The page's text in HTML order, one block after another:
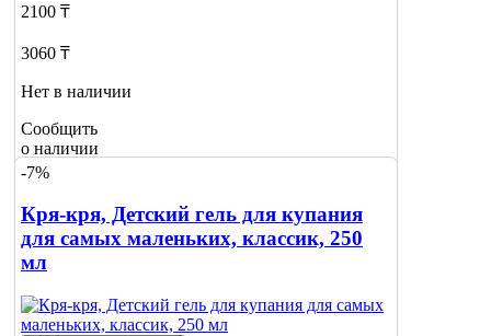
2100 ₸
3060 ₸
Нет в наличии
Сообщить
о наличии
-7%
Кря-кря, Детский гель для купания
для самых маленьких, классик, 250
мл